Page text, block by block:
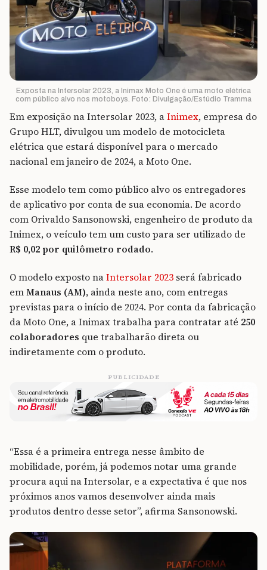
Exposta na Intersolar 2023, a Inimax Moto One é uma moto elétrica
com público alvo nos motoboys. Foto: Divulgação/Estúdio Tramma
Em exposição na Intersolar 2023, aInimex, empresa do
Grupo HLT, divulgou um modelo de motocicleta
elétrica que estará disponível para o mercado
nacional em janeiro de 2024, a Moto One.
Esse modelo tem como público alvo os entregadores
de aplicativo por conta de sua economia. De acordo
com Orivaldo Sansonowski, engenheiro de produto da
Inimex, o veículo tem um custo para ser utilizado de
R$ 0,02 por quilômetro rodado.
O modelo exposto naIntersolar 2023 será fabricado
emManaus (AM), ainda neste ano, com entregas
previstas para o início de 2024. Por conta da fabricação
da Moto One, a Inimax trabalha para contratar até 250
colaboradores que trabalharão direta ou
indiretamente com o produto.
PUBLICIDADE
“Essa é a primeira entrega nesse âmbito de
mobilidade, porém, já podemos notar uma grande
procura aqui na Intersolar, e a expectativa é que nos
próximos anos vamos desenvolver ainda mais
produtos dentro desse setor”, afirma Sansonowski.